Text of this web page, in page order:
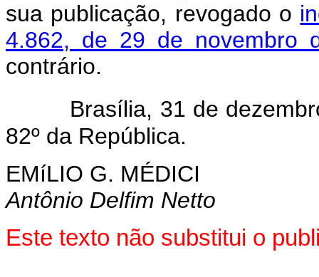
sua publicação, revogado o
4.862, de 29 de novembro
contrário.
Brasília, 31 de
82º da República.
EMíLIO G. MÉDICI
Antônio Delfim Netto
Este texto não substitui o